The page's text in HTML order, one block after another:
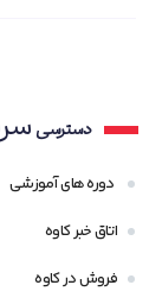
دسترسی
دوره های آموزشی
اتاق خبر کاوه
فروش در کاوه